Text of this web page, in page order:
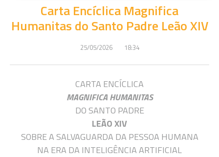
Carta Encíclica Magnifica
Humanitas do Santo Padre Leão XIV
25/05/2026 18:34
CARTA ENCÍCLICA
MAGNIFICA HUMANITAS
DO SANTO PADRE
LEÃO XIV
SOBRE A SALVAGUARDA DA PESSOA HUMANA
NA ERA DA INTELIGÊNCIA ARTIFICIAL